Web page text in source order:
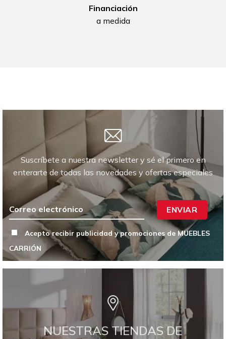
Financiación
a medida
Suscríbete a nuestra newsletter y sé el primero en
enterarte de todas las novedades y ofertas especiales
Acepto recibir publicidad y promociones de MUEBLES
CARRIÓN
ENVIAR
NUESTRAS TIENDAS DE